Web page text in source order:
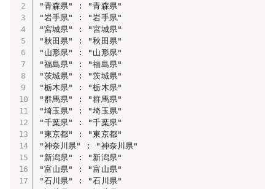
"青森県" : "青森県"
"岩手県" : "岩手県"
"宮城県" : "宮城県"
"秋田県" : "秋田県"
"山形県" : "山形県"
"福島県" : "福島県"
"茨城県" : "茨城県"
"栃木県" : "栃木県"
"群馬県" : "群馬県"
"埼玉県" : "埼玉県"
"千葉県" : "千葉県"
"東京都" : "東京都"
"神奈川県" : "神奈川県"
"新潟県" : "新潟県"
"富山県" : "富山県"
"石川県" : "石川県"